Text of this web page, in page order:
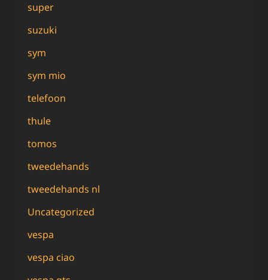
super
suzuki
sym
sym mio
telefoon
thule
tomos
tweedehands
tweedehands nl
Uncategorized
vespa
vespa ciao